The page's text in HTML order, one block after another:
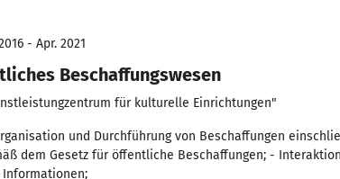
- Apr. 2021
Beschaffungswesen
für kulturelle Einrichtungen"
und Durchführung von Beschaffungen
dem Gesetz für öffentliche Beschaffungen; -